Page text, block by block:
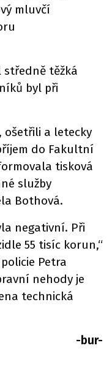
mluvčí
středně těžká
byl při
ošetřili a letecky
do Fakultní
tisková
služby
Bothová.
negativní. Při
55 tisíc korun,“
Petra
nehody je
technická
-bur-